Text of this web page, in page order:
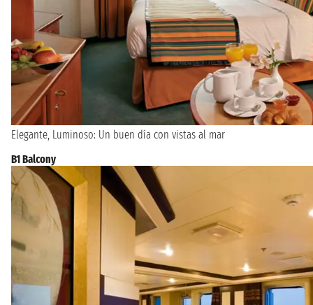
Elegante, Luminoso: Un buen día con vistas al mar
B1 Balcony